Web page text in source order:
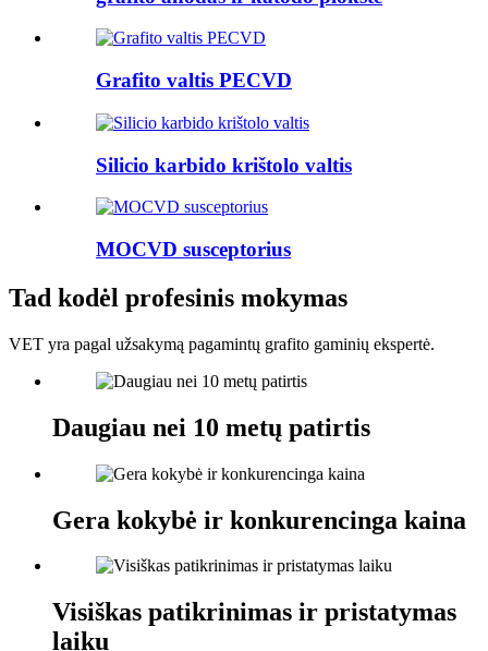
Grafito valtis PECVD
Silicio karbido krištolo valtis
MOCVD susceptorius
Tad kodėl profesinis mokymas
VET yra pagal užsakymą pagamintų grafito gaminių ekspertė.
Daugiau nei 10 metų patirtis
Gera kokybė ir konkurencinga kaina
Visiškas patikrinimas ir pristatymas
laiku